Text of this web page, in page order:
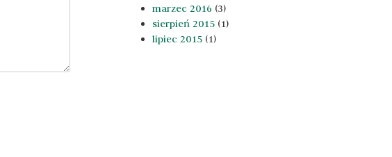
marzec 2016 (3)
sierpień 2015 (1)
lipiec 2015 (1)